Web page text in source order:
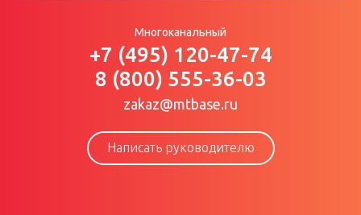
Многоканальный
+7 (495) 120-47-74
8 (800) 555-36-03
zakaz@mtbase.ru
Написать руководителю